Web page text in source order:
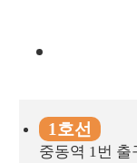
1호선
중동역 1번